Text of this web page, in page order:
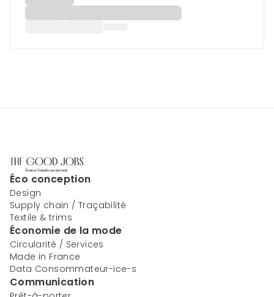
Éco conception
Design
Supply chain / Traçabilité
Textile & trims
Économie de la mode
Circularité / Services
Made in France
Data Consommateur-ice-s
Communication